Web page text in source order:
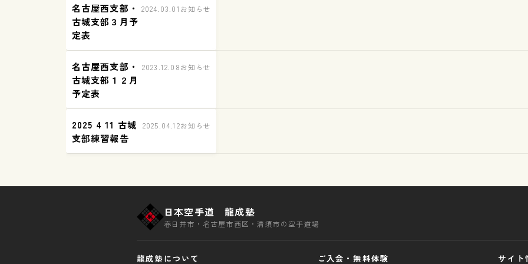
お
知
ら
せ
9
古
城
支
部
練
習
名古屋西支部・
古城支部３月予
定表
2024.03.01 お知らせ
名古屋西支部・
古城支部１２月
予定表
2023.12.08お知らせ
2025 4 11 古城
支部練習報告
2025.04.12お知らせ
日本空手道 龍成塾
春日井市・名古屋市西区・清須市の空手道場
龍成塾について ご入会・無料体験 サイト